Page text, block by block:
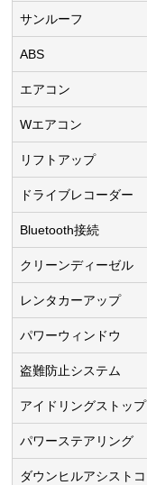
サンルーフ
ABS
エアコン
Wエアコン
リフトアップ
ドライブレコーダー
Bluetooth接続
クリーンディーゼル
レンタカーアップ
パワーウィンドウ
盗難防止システム
アイドリングストップ
パワーステアリング
ダウンヒルアシストコ